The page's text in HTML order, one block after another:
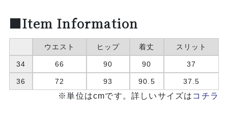
■Item Information
ウエスト ヒップ 着丈 スリット
34 66 90 90 37
36 72 93 90.5 37.5
※単位はcmです。詳しいサイズは コチラ